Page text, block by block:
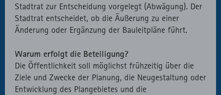
Stadtrat zur Entscheidung vorgelegt (Abwägung). Der
Stadtrat entscheidet, ob die Äußerung zu einer
Änderung oder Ergänzung der Bauleitpläne führt.
Warum erfolgt die Beteiligung?
Die Öffentlichkeit soll möglichst frühzeitig über die
Ziele und Zwecke der Planung, die Neugestaltung oder
Entwicklung des Plangebietes und die